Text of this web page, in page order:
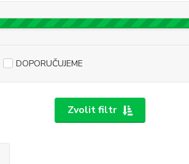
Zvolit filtr
DOPORUČUJEME